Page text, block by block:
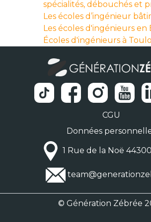
spécialités, débouchés et
Les écoles d’ingénieur
Les écoles d'ingénieurs en
Écoles d'ingénieurs à
CGU
Données
1 Rue de la Noë
© Génération Zébrée